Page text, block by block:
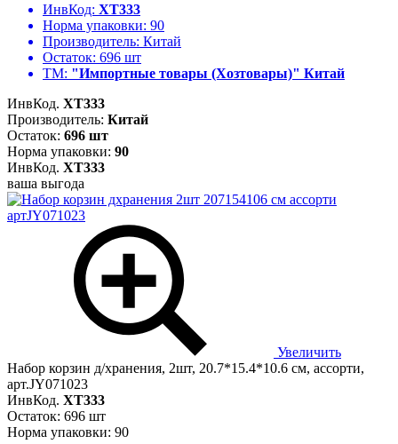
ИнвКод: ХТ333
Норма упаковки: 90
Производитель: Китай
Остаток: 696 шт
ТМ: "Импортные товары (Хозтовары)" Китай
ИнвКод. ХТ333
Производитель: Китай
Остаток: 696 шт
Норма упаковки: 90
ИнвКод. ХТ333
ваша выгода
Увеличить
Набор корзин д/хранения, 2шт, 20.7*15.4*10.6 см, ассорти,
арт.JY071023
ИнвКод. ХТ333
Остаток: 696 шт
Норма упаковки: 90